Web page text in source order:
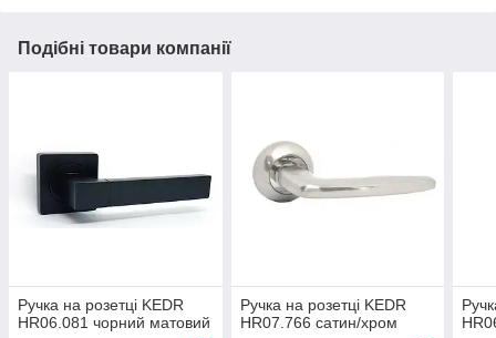
Подібні товари компанії
Ручка на розетці KEDR
HR06.081 чорний матовий
Ручка на розетці KEDR
HR07.766 сатин/хром